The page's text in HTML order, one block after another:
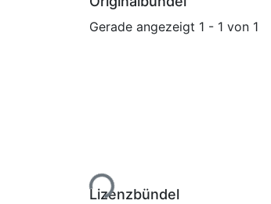
Gerade angezeigt 1 - 1 von 1
Lade...
Lizenzbündel